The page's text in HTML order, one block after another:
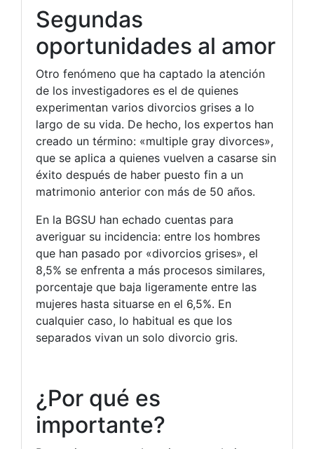
Segundas
oportunidades al amor
Otro fenómeno que ha captado la atención
de los investigadores es el de quienes
experimentan varios divorcios grises a lo
largo de su vida. De hecho, los expertos han
creado un término: «multiple gray divorces»,
que se aplica a quienes vuelven a casarse sin
éxito después de haber puesto fin a un
matrimonio anterior con más de 50 años.
En la BGSU han echado cuentas para
averiguar su incidencia: entre los hombres
que han pasado por «divorcios grises», el
8,5% se enfrenta a más procesos similares,
porcentaje que baja ligeramente entre las
mujeres hasta situarse en el 6,5%. En
cualquier caso, lo habitual es que los
separados vivan un solo divorcio gris.
¿Por qué es
importante?